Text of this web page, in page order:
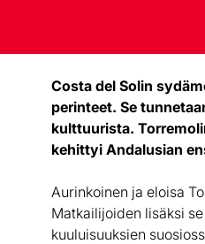
Costa del Solin
perinteet. Se
kulttuurista.
kehittyi Andalusian
Aurinkoinen ja eloisa
Matkailijoiden lisäksi
kuuluisuuksien